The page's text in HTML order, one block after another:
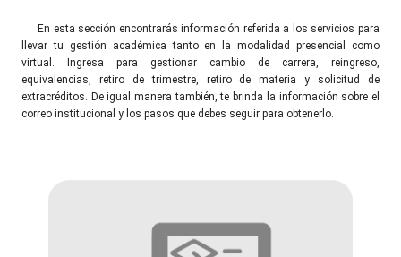
En esta sección encontrarás información referida a los servicios para
llevar tu gestión académica tanto en la modalidad presencial como
virtual. Ingresa para gestionar cambio de carrera, reingreso,
equivalencias, retiro de trimestre, retiro de materia y solicitud de
extracréditos. De igual manera también, te brinda la información sobre el
correo institucional y los pasos que debes seguir para obtenerlo.